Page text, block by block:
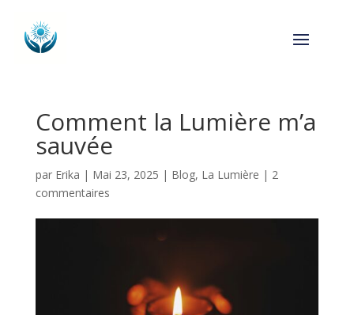
Comment la Lumière m’a
sauvée
par Erika | Mai 23, 2025 | Blog, La Lumière | 2
commentaires